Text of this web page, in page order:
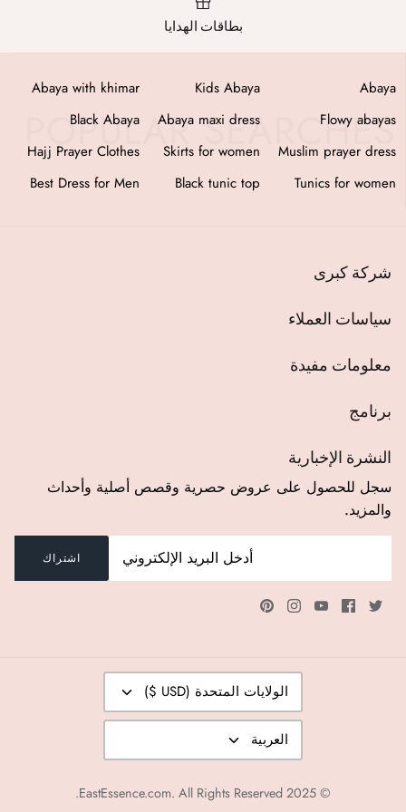
بطاقات الهدايا
Abaya
Kids Abaya
Abaya with khimar
Flowy abayas
Abaya maxi dress
Black Abaya
Muslim prayer dress
Skirts for women
Hajj Prayer Clothes
Tunics for women
Black tunic top
Best Dress for Men
شركة كبرى
سياسات العملاء
معلومات مفيدة
برنامج
النشرة الإخبارية
سجل للحصول على عروض حصرية وقصص أصلية وأحداث
والمزيد.
اشتراك
عملة
الولايات المتحدة (USD $)
لغةالعربية
© 2025
EastEssence.com. All Rights Reserved.